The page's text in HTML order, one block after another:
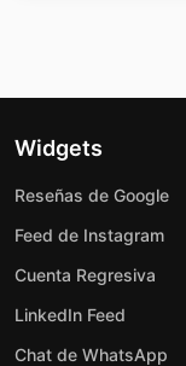
Widgets
Reseñas de Google
Feed de Instagram
Cuenta Regresiva
LinkedIn Feed
Chat de WhatsApp